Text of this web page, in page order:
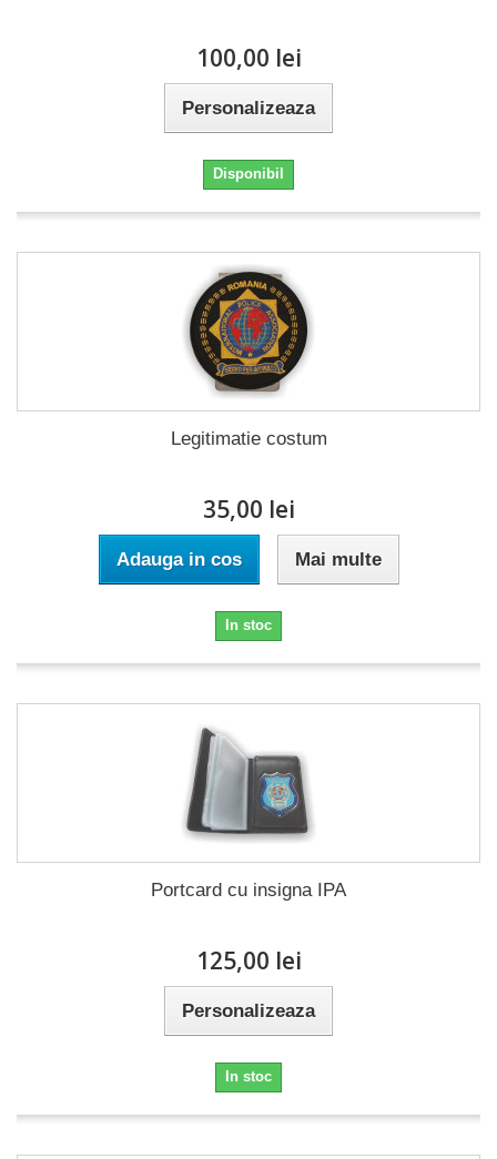
100,00 lei
Personalizeaza
Disponibil
Legitimatie costum
35,00 lei
Adauga in cos Mai multe
In stoc
Portcard cu insigna IPA
125,00 lei
Personalizeaza
In stoc